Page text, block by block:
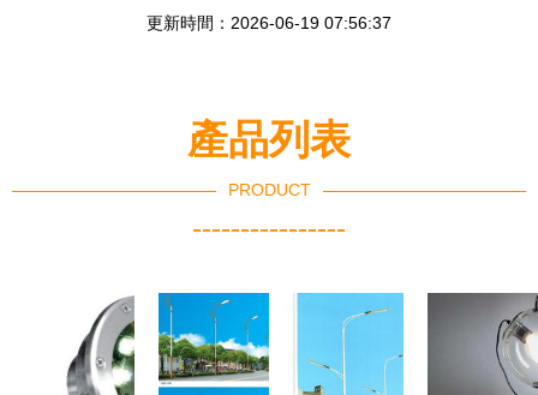
更新時間：2026-06-19 07:56:37
產品列表
PRODUCT
----------------